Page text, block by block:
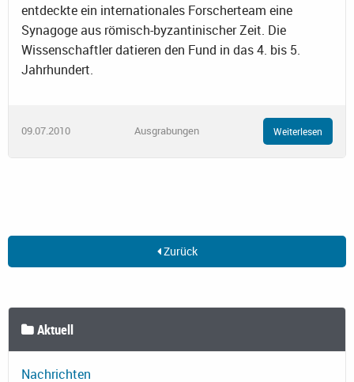
entdeckte ein internationales Forscherteam eine
Synagoge aus römisch-byzantinischer Zeit. Die
Wissenschaftler datieren den Fund in das 4. bis 5.
Jahrhundert.
09.07.2010 Ausgrabungen Weiterlesen
Zurück
Aktuell
Nachrichten